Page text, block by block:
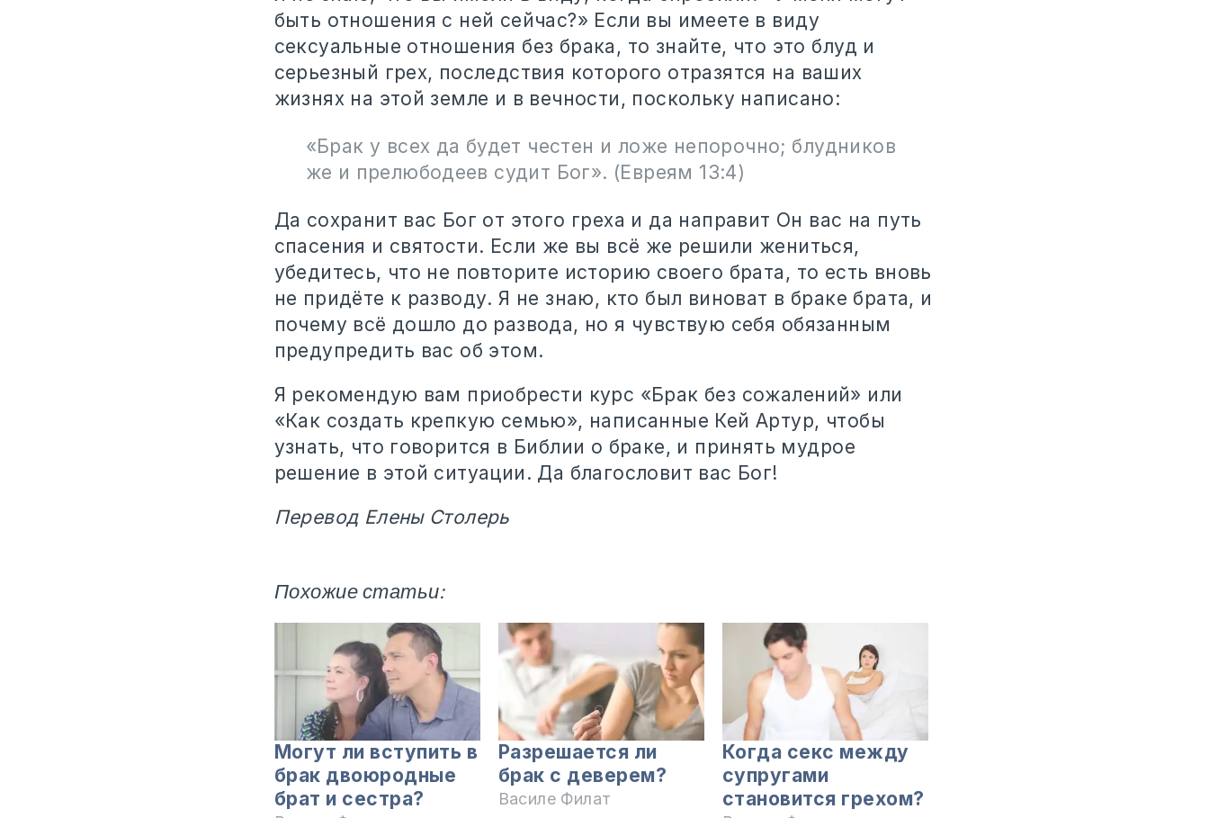
быть отношения с ней сейчас?» Если вы имеете в виду
сексуальные отношения без брака, то знайте, что это блуд и
серьезный грех, последствия которого отразятся на ваших
жизнях на этой земле и в вечности, поскольку написано:
«Брак у всех да будет честен и ложе непорочно; блудников
же и прелюбодеев судит Бог». (Евреям 13:4)
Да сохранит вас Бог от этого греха и да направит Он вас на путь
спасения и святости. Если же вы всё же решили жениться,
убедитесь, что не повторите историю своего брата, то есть вновь
не придёте к разводу. Я не знаю, кто был виноват в браке брата, и
почему всё дошло до развода, но я чувствую себя обязанным
предупредить вас об этом.
Я рекомендую вам приобрести курс «Брак без сожалений» или
«Как создать крепкую семью», написанные Кей Артур, чтобы
узнать, что говорится в Библии о браке, и принять мудрое
решение в этой ситуации. Да благословит вас Бог!
Перевод Елены Столерь
Похожие статьи:
Могут ли вступить в
брак двоюродные
брат и сестра?
Разрешается ли
брак с деверем?
Василе Филат
Когда секс между
супругами
становится грехом?